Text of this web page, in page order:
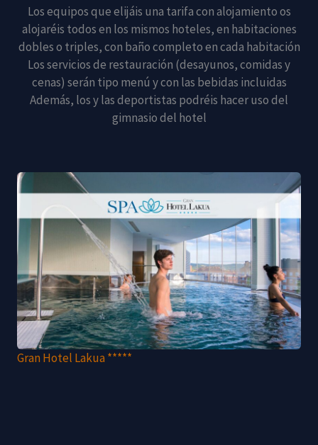
Los equipos que elijáis una tarifa con alojamiento os
alojaréis todos en los mismos hoteles, en habitaciones
dobles o triples, con baño completo en cada habitación
Los servicios de restauración (desayunos, comidas y
cenas) serán tipo menú y con las bebidas incluidas
Además, los y las deportistas podréis hacer uso del
gimnasio del hotel
Gran Hotel Lakua *****